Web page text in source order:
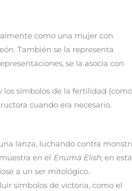
como una mujer con
También se la representa
se la asocia con
símbolos de la fertilidad
cuando era necesario.
lanza, luchando contra
en el Enuma Elish; en
a un ser mitológico.
símbolos de victoria, como el